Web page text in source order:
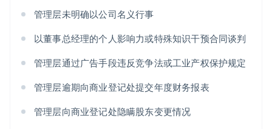
管理层未明确以公司名义行事
以董事总经理的个人影响力或特殊知识干预合同谈判
管理层通过广告手段违反竞争法或工业产权保护规定
管理层逾期向商业登记处提交年度财务报表
管理层向商业登记处隐瞒股东变更情况